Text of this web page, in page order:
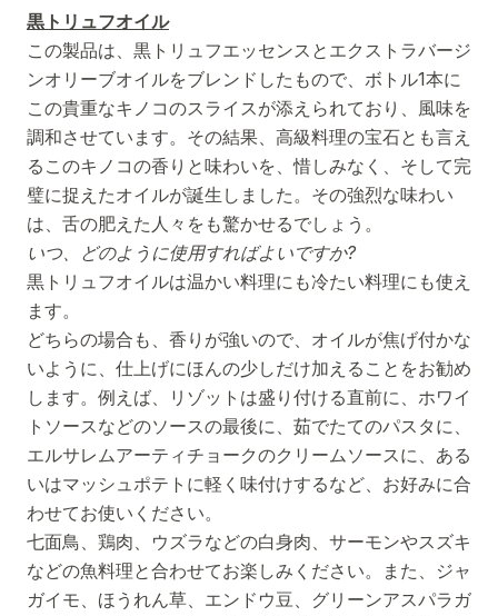
黒トリュフオイル
この製品は、黒トリュフエッセンスとエクストラバージ
ンオリーブオイルをブレンドしたもので、ボトル1本に
この貴重なキノコのスライスが添えられており、風味を
調和させています。その結果、高級料理の宝石とも言え
るこのキノコの香りと味わいを、惜しみなく、そして完
璧に捉えたオイルが誕生しました。その強烈な味わい
は、舌の肥えた人々をも驚かせるでしょう。
いつ、どのように使用すればよいですか?
黒トリュフオイルは温かい料理にも冷たい料理にも使え
ます。
どちらの場合も、香りが強いので、オイルが焦げ付かな
いように、仕上げにほんの少しだけ加えることをお勧め
します。例えば、リゾットは盛り付ける直前に、ホワイ
トソースなどのソースの最後に、茹でたてのパスタに、
エルサレムアーティチョークのクリームソースに、ある
いはマッシュポテトに軽く味付けするなど、お好みに合
わせてお使いください。
七面鳥、鶏肉、ウズラなどの白身肉、サーモンやスズキ
などの魚料理と合わせてお楽しみください。また、ジャ
ガイモ、ほうれん草、エンドウ豆、グリーンアスパラガ